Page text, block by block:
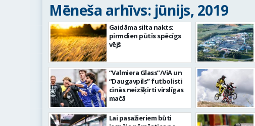
Mēneša arhīvs: jūnijs, 2019
Gaidāma silta nakts;
pirmdien pūtīs spēcīgs
vējš
“Valmiera Glass”/ViA un
“Daugavpils” futbolisti
cīnās neizšķirti virslīgas
mačā
Lai pasažieriem būti